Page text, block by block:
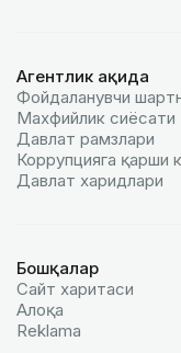
Агентлик ҳақида
Фойдаланувчи
Махфийлик сиёсати
Давлат рамзлари
Коррупцияга қарши
Давлат харидлари
Бошқалар
Сайт харитаси
Алоқа
Reklamа